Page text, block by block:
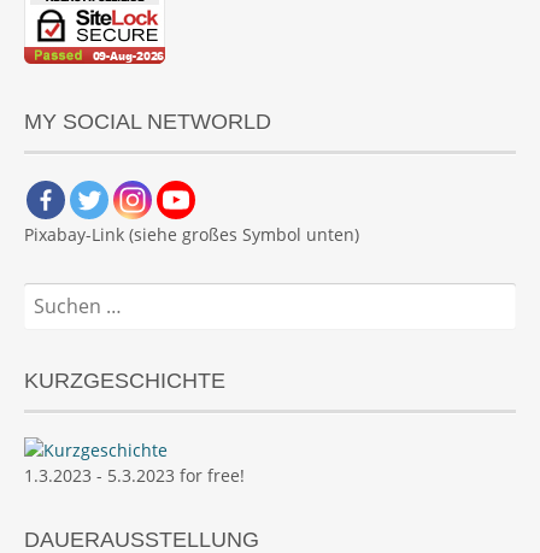
MY SOCIAL NETWORLD
Pixabay-Link (siehe großes Symbol unten)
Suchen
nach:
KURZGESCHICHTE
1.3.2023 - 5.3.2023 for free!
DAUERAUSSTELLUNG